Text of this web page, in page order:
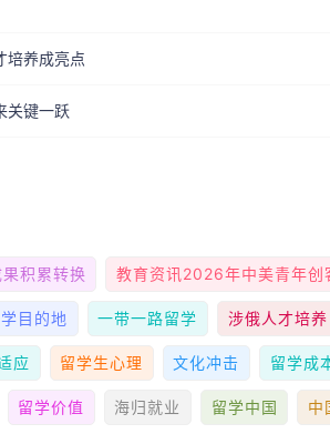
培养成亮点
关键一跃
积累转换 教育资讯2026年中美青年创
目的地 一带一路留学 涉俄人才培养
应 留学生心理 文化冲击 留学成
留学价值 海归就业 留学中国 中